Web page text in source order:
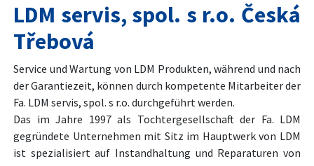
LDM servis, spol. s r.o. Česká
Třebová
Service und Wartung von LDM Produkten, während und nach
der Garantiezeit, können durch kompetente Mitarbeiter der
Fa. LDM servis, spol. s r.o. durchgeführt werden.
Das im Jahre 1997 als Tochtergesellschaft der Fa. LDM
gegründete Unternehmen mit Sitz im Hauptwerk von LDM
ist spezialisiert auf Instandhaltung und Reparaturen von